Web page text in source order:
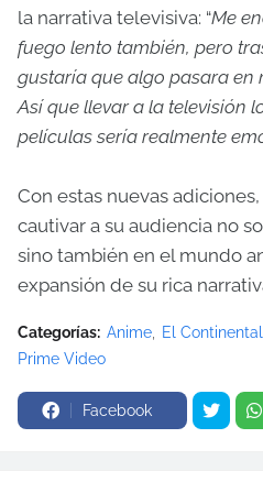
la narrativa televisiva: “Me
fuego lento también, pero
gustaría que algo pasara en
Así que llevar a la televisión
películas sería realmente
Con estas nuevas adiciones,
cautivar a su audiencia no
sino también en el mundo
expansión de su rica
Categorías: Anime El Continental
Prime Video
Facebook